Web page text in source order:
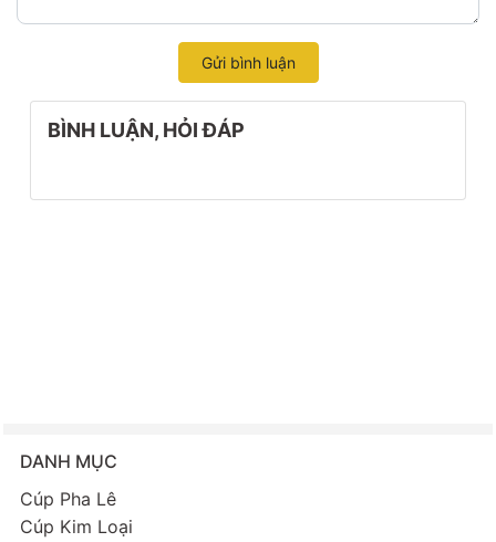
Gửi bình luận
BÌNH LUẬN, HỎI ĐÁP
DANH MỤC
Cúp Pha Lê
Cúp Kim Loại